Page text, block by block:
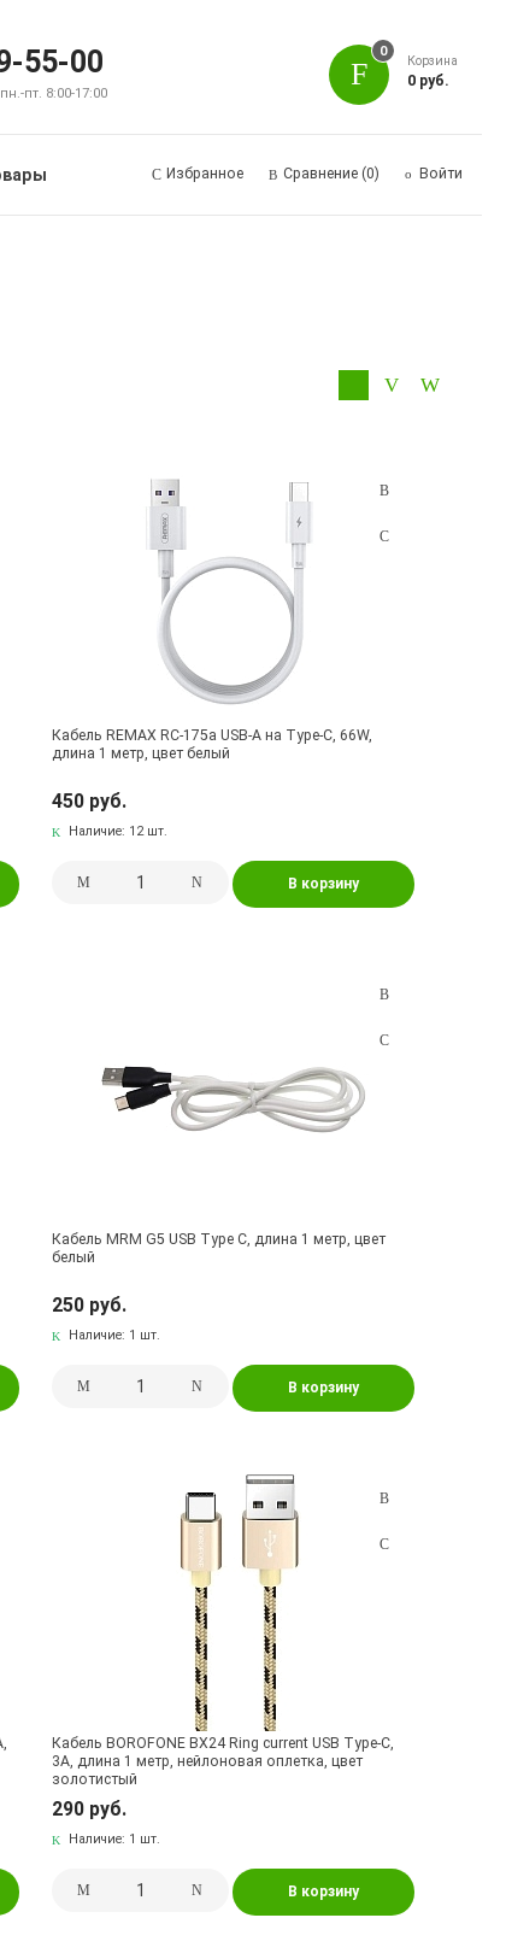
55-00
пт. 8:00-17:00
0
Корзина
0 руб.
Избранное Сравнение (0) Войти
Кабель REMAX RC-175a USB-A на Type-C, 66W,
длина 1 метр, цвет белый
450 руб.
Наличие: 12 шт.
В корзину
Кабель MRM G5 USB Type C, длина 1 метр, цвет
белый
250 руб.
Наличие: 1 шт.
В корзину
Кабель BOROFONE BX24 Ring current USB Type-C,
3A, длина 1 метр, нейлоновая оплетка, цвет
золотистый
290 руб.
Наличие: 1 шт.
В корзину